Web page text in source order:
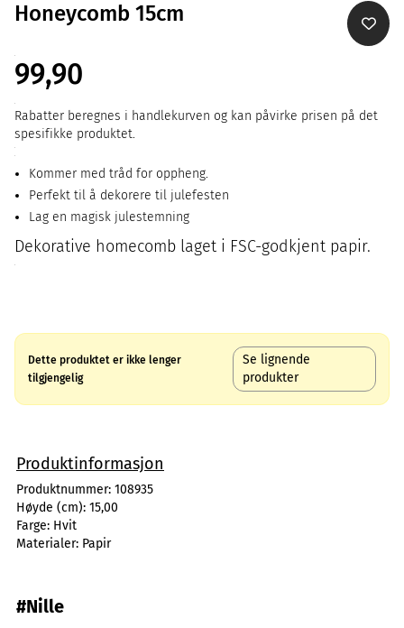
Honeycomb 15cm
99,90
Rabatter beregnes i handlekurven og kan påvirke prisen på det
spesifikke produktet.
Kommer med tråd for oppheng.
Perfekt til å dekorere til julefesten
Lag en magisk julestemning
Dekorative homecomb laget i FSC-godkjent papir.
Dette produktet er ikke lenger
tilgjengelig
Se lignende
produkter
Produktinformasjon
Produktnummer: 108935
Høyde (cm): 15,00
Farge: Hvit
Materialer: Papir
#Nille